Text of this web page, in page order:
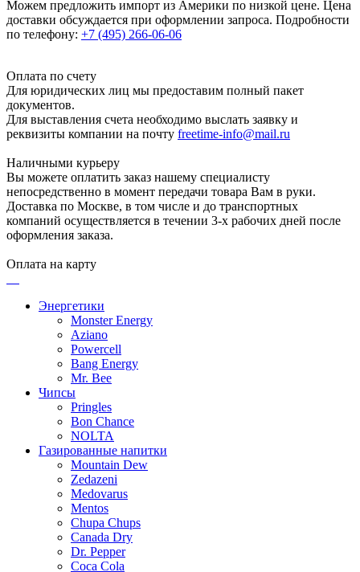
Можем предложить импорт из Америки по низкой цене. Цена
доставки обсуждается при оформлении запроса. Подробности
по телефону: +7 (495) 266-06-06
Оплата по счету
Для юридических лиц мы предоставим полный пакет
документов.
Для выставления счета необходимо выслать заявку и
реквизиты компании на почту freetime-info@mail.ru
Наличными курьеру
Вы можете оплатить заказ нашему специалисту
непосредственно в момент передачи товара Вам в руки.
Доставка по Москве, в том числе и до транспортных
компаний осуществляется в течении 3-х рабочих дней после
оформления заказа.
Оплата на карту
Энергетики
Monster Energy
Aziano
Powercell
Bang Energy
Mr. Bee
Чипсы
Pringles
Bon Chance
NOLTA
Газированные напитки
Mountain Dew
Zedazeni
Medovarus
Mentos
Chupa Chups
Canada Dry
Dr. Pepper
Coca Cola